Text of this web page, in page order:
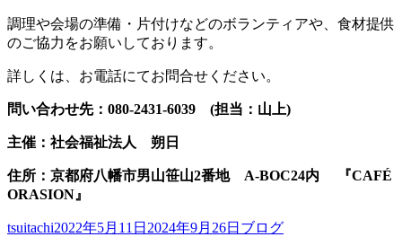
調理や会場の準備・片付けなどのボランティアや、食材提供
のご協力をお願いしております。
詳しくは、お電話にてお問合せください。
問い合わせ先：080-2431-6039 (担当：山上)
主催：社会福祉法人 朔日
住所：京都府八幡市男山笹山2番地 A-BOC24内 『CAFÉ
ORASION』
投
tsuitachi投
2022年5月11日 2024年9月26日 カ
ブログ